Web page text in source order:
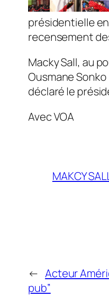
présidentielle
recensement
Macky Sall, au
Ousmane
déclaré le
Avec VOA
MAKCY
← Acteur
pub”